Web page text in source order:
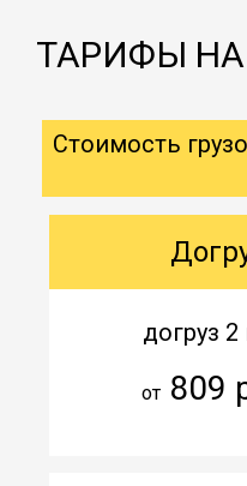
ТАРИФЫ
Стоимость
догруз 2
от809